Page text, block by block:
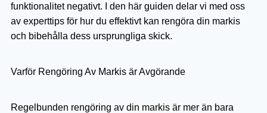
funktionalitet negativt. I den här guiden delar vi med oss
av experttips för hur du effektivt kan rengöra din markis
och bibehålla dess ursprungliga skick.
Varför Rengöring Av Markis är Avgörande
Regelbunden rengöring av din markis är mer än bara